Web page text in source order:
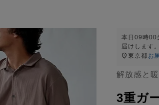
本日 09時00
届けします。
東京都 お
解放感と
3重ガ